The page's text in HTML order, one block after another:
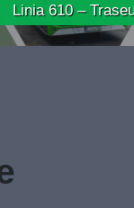
– Traseu